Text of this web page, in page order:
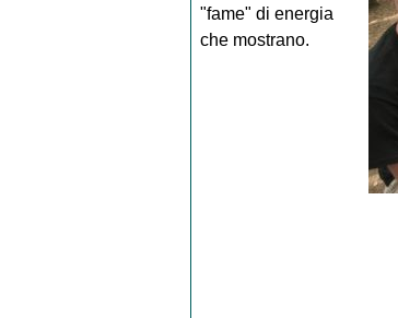
"fame" di energia
che mostrano.